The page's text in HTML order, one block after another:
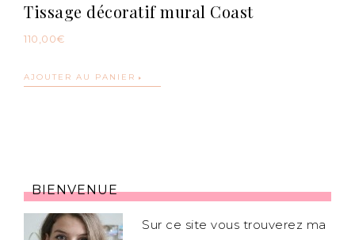
Tissage décoratif mural Coast
110,00€
AJOUTER AU PANIER
BIENVENUE
Sur ce site vous trouverez ma